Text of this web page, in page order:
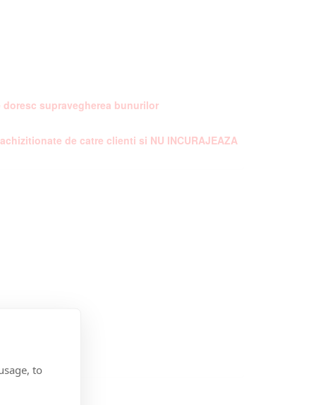
supravegherea bunurilor
de catre clienti si NU INCURAJEAZA
to